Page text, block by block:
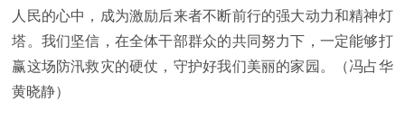
人民的心中，成为激励后来者不断前行的强大动力和精神灯
塔。我们坚信，在全体干部群众的共同努力下，一定能够打
赢这场防汛救灾的硬仗，守护好我们美丽的家园。（冯占华
黄晓静）